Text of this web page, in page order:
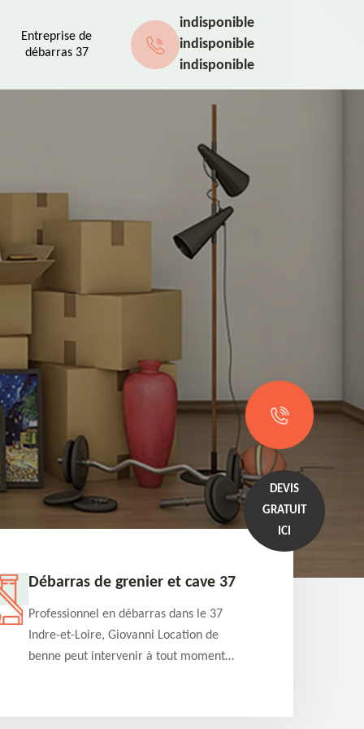
Entreprise de
débarras 37
indisponible
indisponible
indisponible
DEVIS
GRATUIT
ICI
Débarras de grenier et cave 37
Professionnel en débarras dans le 37
Indre-et-Loire, Giovanni Location de
benne peut intervenir à tout moment
détaillé offert